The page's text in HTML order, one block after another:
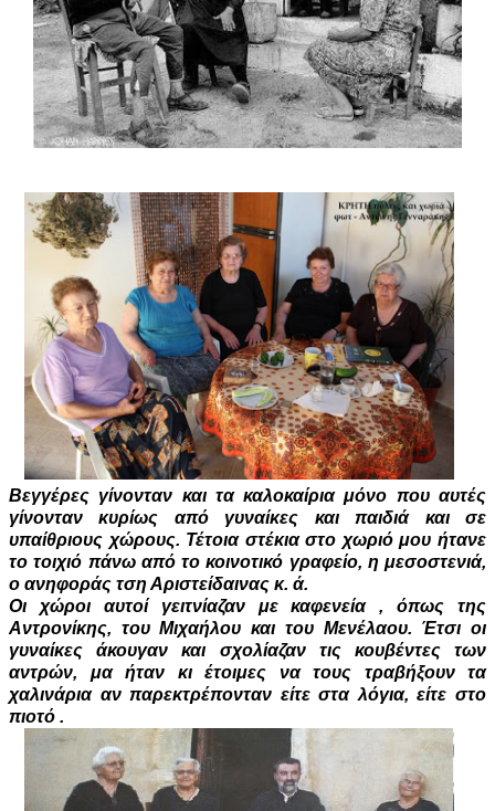
Βεγγέρες γίνονταν και τα καλοκαίρια μόνο που αυτές
γίνονταν κυρίως από γυναίκες και παιδιά και σε
υπαίθριους χώρους. Τέτοια στέκια στο χωριό μου ήτανε
το τοιχιό πάνω από το κοινοτικό γραφείο, η μεσοστενιά,
ο ανηφοράς τση Αριστείδαινας κ. ά.
Οι χώροι αυτοί γειτνίαζαν με καφενεία , όπως της
Αντρονίκης, του Μιχαήλου και του Μενέλαου. Έτσι οι
γυναίκες άκουγαν και σχολίαζαν τις κουβέντες των
αντρών, μα ήταν κι έτοιμες να τους τραβήξουν τα
χαλινάρια αν παρεκτρέπονταν είτε στα λόγια, είτε στο
πιοτό .